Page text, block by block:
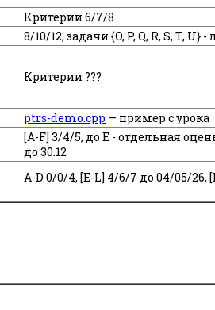
Критерии 6/7/8
8/10/12, задачи {O, P, Q, R, S, T,
Критерии ???
ptrs-demo.cpp — пример с урока
[A-F] 3/4/5, до Е - отдельная
до 30.12
A-D 0/0/4, [E-L] 4/6/7 до 04/05/26,